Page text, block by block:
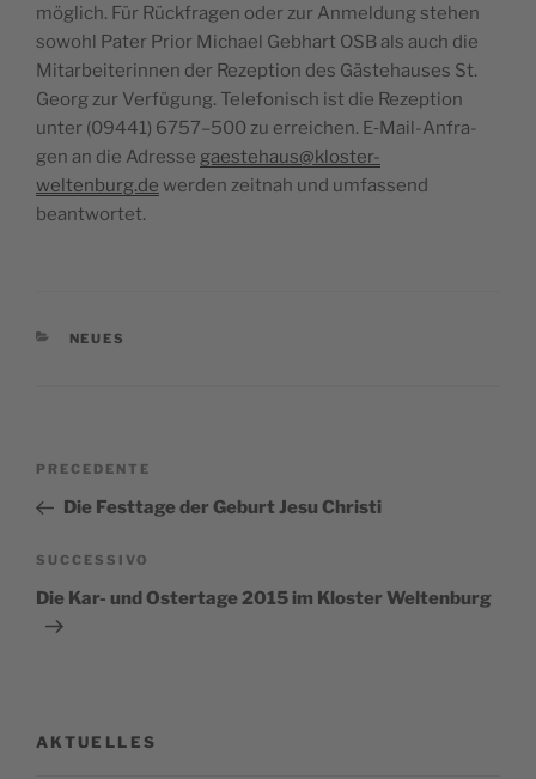
möglich. Für Rück­fra­gen oder zur Anmel­dung ste­hen
sowo­hl Pater Prior Michael Geb­hart OSB als auch die
Mitar­bei­te­rin­nen der Rezep­tion des Gäste­hau­ses St.
Georg zur Ver­fü­gung. Tele­fo­ni­sch ist die Rezep­tion
unter (09441) 6757–500 zu errei­chen. E‑Mail-Anfra­
gen an die Adres­se gaestehaus@kloster-
weltenburg.de wer­den zeit­nah und umfas­send
beantwortet.
CATEGORIE
NEUES
Articolo
precedente:
PRECEDENTE
Die Festtage der Geburt Jesu Christi
Articolo
successivo
SUCCESSIVO
Die Kar- und Ostertage 2015 im Kloster Weltenburg
AKTUELLES